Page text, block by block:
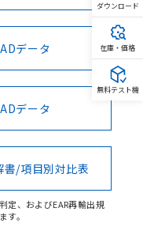
データ
データ
書/項目別対比表
定、およびEAR再輸出規
す。
ダウンロード
在庫・価格
無料テスト機